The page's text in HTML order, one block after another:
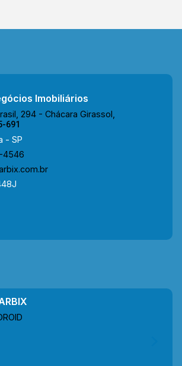
Imobiliários
294 - Chácara Girassol,
691
- SP
4546